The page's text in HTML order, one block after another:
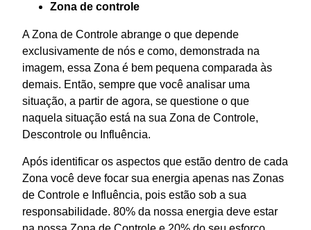
Zona de controle
A Zona de Controle abrange o que depende
exclusivamente de nós e como, demonstrada na
imagem, essa Zona é bem pequena comparada às
demais. Então, sempre que você analisar uma
situação, a partir de agora, se questione o que
naquela situação está na sua Zona de Controle,
Descontrole ou Influência.
Após identificar os aspectos que estão dentro de cada
Zona você deve focar sua energia apenas nas Zonas
de Controle e Influência, pois estão sob a sua
responsabilidade. 80% da nossa energia deve estar